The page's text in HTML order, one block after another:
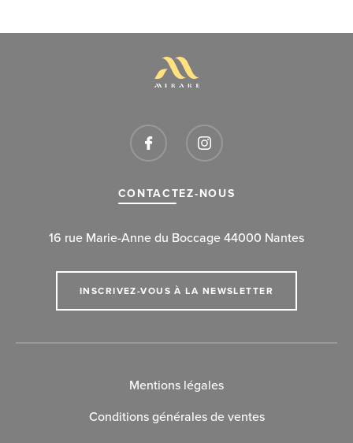
CONTACTEZ-NOUS
16 rue Marie-Anne du Boccage 44000 Nantes
INSCRIVEZ-VOUS À LA NEWSLETTER
Mentions légales
Conditions générales de ventes